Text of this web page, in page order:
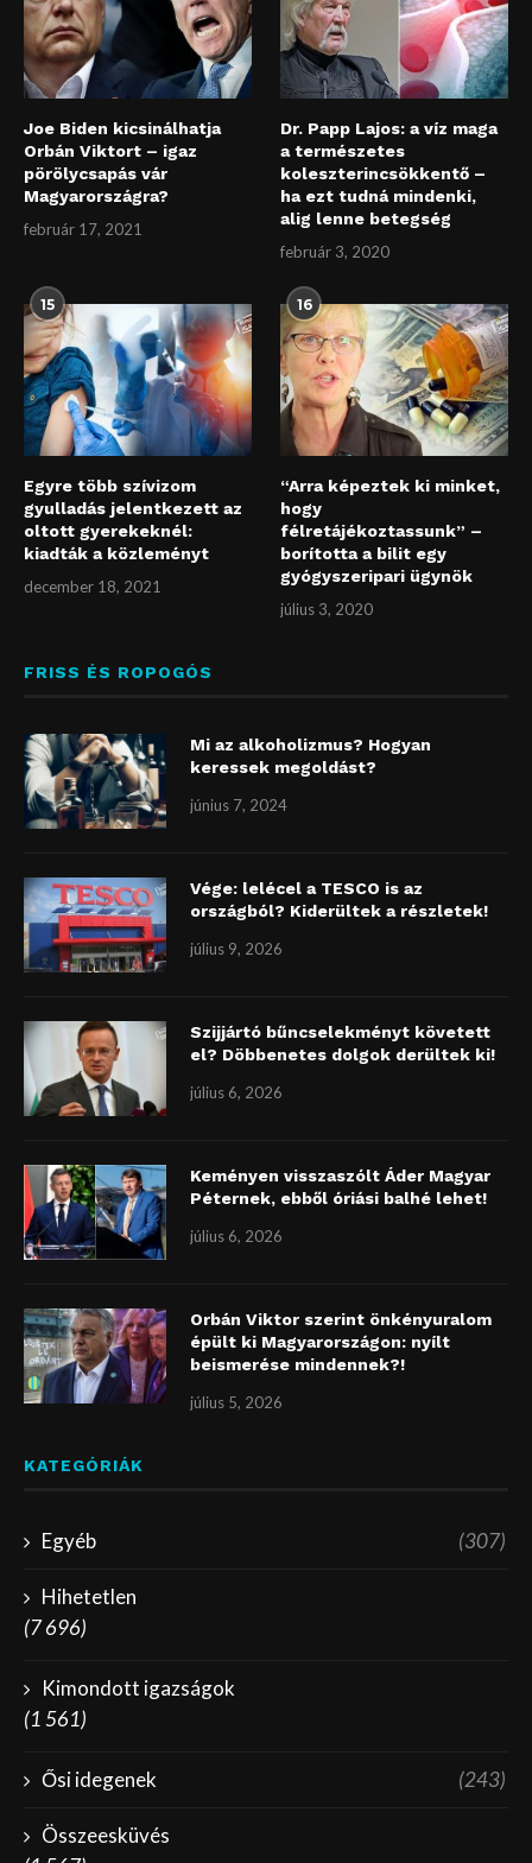
Joe Biden kicsinálhatja
Orbán Viktort – igaz
pörölycsapás vár
Magyarországra?
február 17, 2021
Dr. Papp Lajos: a víz maga
a természetes
koleszterincsökkentő –
ha ezt tudná mindenki,
alig lenne betegség
február 3, 2020
15
Egyre több szívizom
gyulladás jelentkezett az
oltott gyerekeknél:
kiadták a közleményt
december 18, 2021
16
“Arra képeztek ki minket,
hogy
félretájékoztassunk” –
borította a bilit egy
gyógyszeripari ügynök
július 3, 2020
FRISS ÉS ROPOGÓS
Mi az alkoholizmus? Hogyan
keressek megoldást?
június 7, 2024
Vége: lelécel a TESCO is az
országból? Kiderültek a részletek!
július 9, 2026
Szijjártó bűncselekményt követett
el? Döbbenetes dolgok derültek ki!
július 6, 2026
Keményen visszaszólt Áder Magyar
Péternek, ebből óriási balhé lehet!
július 6, 2026
Orbán Viktor szerint önkényuralom
épült ki Magyarországon: nyílt
beismerése mindennek?!
július 5, 2026
KATEGÓRIÁK
Egyéb (307)
Hihetetlen
(7 696)
Kimondott igazságok
(1 561)
Ősi idegenek (243)
Összeesküvés